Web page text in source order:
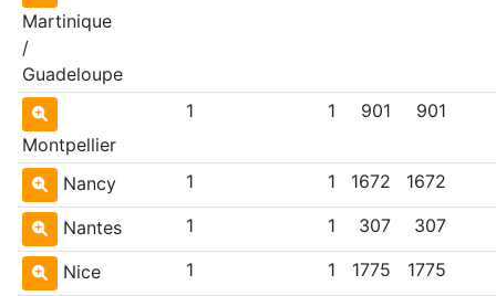
Martinique
/
Guadeloupe
Montpellier
1 1 901 901
Nancy 1 1 1672 1672
Nantes 1 1 307 307
Nice 1 1 1775 1775